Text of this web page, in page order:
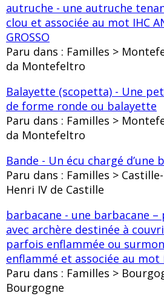
autruche - une autruche
clou et associée au mot IHC
GROSSO
Paru dans : Familles >
da Montefeltro
Balayette (scopetta) - Une
de forme ronde ou balayette
Paru dans : Familles >
da Montefeltro
Bande - Un écu chargé d’une
Paru dans : Familles >
Henri IV de Castille
barbacane - une barbacane –
avec archère destinée à
parfois enflammée ou
enflammé et associée au mot
Paru dans : Familles >
Bourgogne